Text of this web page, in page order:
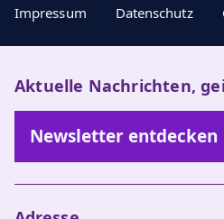
Impressum Datenschutz
Aktuelle Nachrichten,
Newsletter entdecken